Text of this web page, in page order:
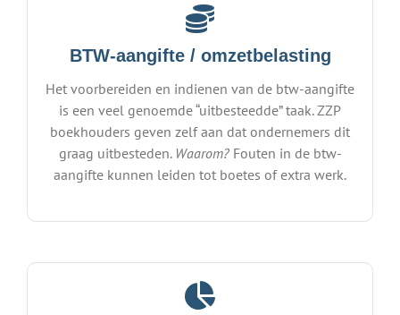
BTW-aangifte / omzetbelasting
Het voorbereiden en indienen van de btw-aangifte
is een veel genoemde “uitbesteedde” taak. ZZP
boekhouders geven zelf aan dat ondernemers dit
graag uitbesteden. Waarom?Fouten in de btw-
aangifte kunnen leiden tot boetes of extra werk.